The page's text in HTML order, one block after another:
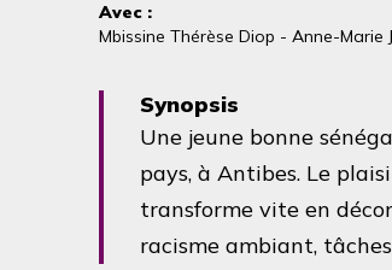
Avec :
Mbissine Thérèse Diop - Anne-
Synopsis
Une jeune bonne
pays, à Antibes. Le
transforme vite en
racisme ambiant,